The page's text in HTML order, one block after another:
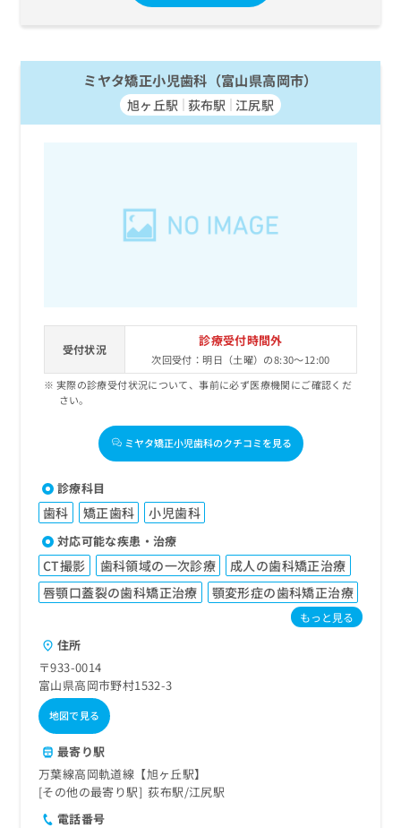
ミヤタ矯正小児歯科（富山県高岡市）
旭ヶ丘駅 荻布駅 江尻駅
受付状況
診療受付時間外
次回受付：明日（土曜）の8:30～12:00
実際の診療受付状況について、事前に必ず医療機関にご確認くだ
さい。
ミヤタ矯正小児歯科のクチコミを見る
診療科目
歯科 矯正歯科 小児歯科
対応可能な疾患・治療
CT撮影 歯科領域の一次診療
成人の歯科矯正治療
唇顎口蓋裂の歯科矯正治療
顎変形症の歯科矯正治療
もっと見る
住所
〒933-0014
富山県高岡市野村1532-3
地図で見る
最寄り駅
万葉線高岡軌道線【旭ヶ丘駅】
その他の最寄り駅
荻布駅 江尻駅
電話番号